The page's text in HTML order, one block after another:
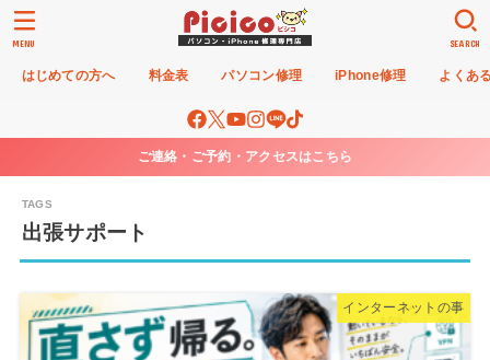
はじめての方へ 料金表 パソコン修理 iPhone修理 よくあ
SEARCH
MENU
ご連絡・ご予約・アクセスはこちら
出張サポート
インターネットの事